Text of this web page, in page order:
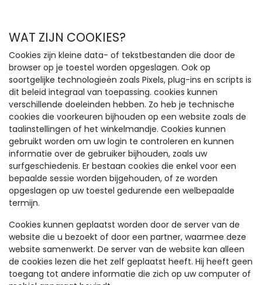
WAT ZIJN COOKIES?
Cookies zijn kleine data- of tekstbestanden die door de
browser op je toestel worden opgeslagen. Ook op
soortgelijke technologieën zoals Pixels, plug-ins en scripts is
dit beleid integraal van toepassing. cookies kunnen
verschillende doeleinden hebben. Zo heb je technische
cookies die voorkeuren bijhouden op een website zoals de
taalinstellingen of het winkelmandje. Cookies kunnen
gebruikt worden om uw login te controleren en kunnen
informatie over de gebruiker bijhouden, zoals uw
surfgeschiedenis. Er bestaan cookies die enkel voor een
bepaalde sessie worden bijgehouden, of ze worden
opgeslagen op uw toestel gedurende een welbepaalde
termijn.
Cookies kunnen geplaatst worden door de server van de
website die u bezoekt of door een partner, waarmee deze
website samenwerkt. De server van de website kan alleen
de cookies lezen die het zelf geplaatst heeft. Hij heeft geen
toegang tot andere informatie die zich op uw computer of